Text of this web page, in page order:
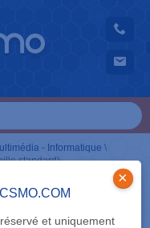
et uniquement
×
- Informatique \
standard)